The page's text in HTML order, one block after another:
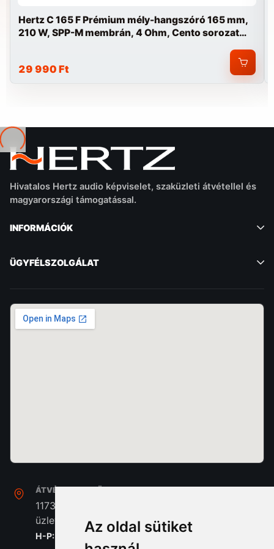
Az oldal sütiket
Hertz C 165 F Prémium mély-hangszóró 165 mm,
210 W, SPP-M membrán, 4 Ohm, Cento sorozat
29 990 Ft
Betöltés...
Hivatalos Hertz audio képviselet, szaküzleti átvétellel és
magyarországi támogatással.
INFORMÁCIÓK
ÜGYFÉLSZOLGÁLAT
ÁTVÉTEL, SZAKÜZLET:
1173. Budapest, Pesti Út 237. Home Center A/39
üzlet
H-P: 8:00 - 16:30